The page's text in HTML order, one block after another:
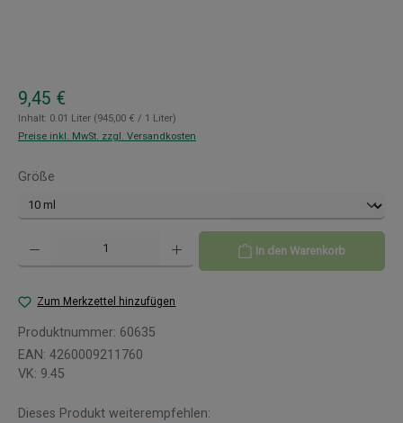
Regulärer Preis:
9,45 €
Inhalt: 0.01 Liter (945,00 € / 1 Liter)
Preise inkl. MwSt. zzgl. Versandkosten
Größe
Produkt Anzahl: Gib den gewünschten Wert ein oder benutze die Schaltflächen
In den Warenkorb
Zum Merkzettel hinzufügen
Produktnummer: 60635
EAN: 4260009211760
VK: 9.45
Dieses Produkt weiterempfehlen: